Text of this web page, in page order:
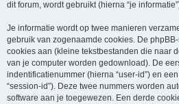
dit forum, wordt gebruikt (hierna “je
Je informatie wordt op twee manieren
gebruik van zogenaamde cookies. De
cookies aan (kleine tekstbestanden die naar
van je computer worden gedownload). De
indentificatienummer (hierna “user-id”) en
“session-id”). Deze twee nummers worden
software aan je toegewezen. Een derde